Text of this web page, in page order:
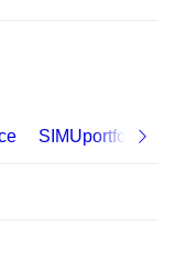
SIMUportfolio